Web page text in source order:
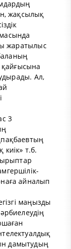
жақсылық
жаратылыс
қайғысына
Ал,
3
т.б.
айналып
маңызды
дамытудың